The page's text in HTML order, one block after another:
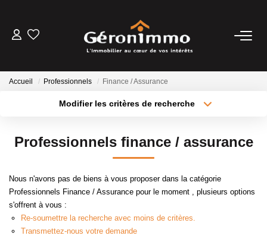
Accueil Professionnels Finance / Assurance
Modifier les critères de recherche
Type de bien
Budget max Plus de critères
Professionnels finance / assurance
Nous n'avons pas de biens à vous proposer dans la catégorie
Professionnels Finance / Assurance pour le moment , plusieurs options
s'offrent à vous :
Re-soumettre la recherche avec moins de critères.
Transmettez-nous votre demande